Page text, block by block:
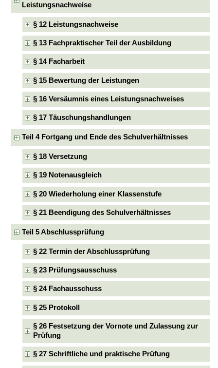
Leistungsnachweise
§ 12 Leistungsnachweise
§ 13 Fachpraktischer Teil der Ausbildung
§ 14 Facharbeit
§ 15 Bewertung der Leistungen
§ 16 Versäumnis eines Leistungsnachweises
§ 17 Täuschungshandlungen
Teil 4 Fortgang und Ende des Schulverhältnisses
§ 18 Versetzung
§ 19 Notenausgleich
§ 20 Wiederholung einer Klassenstufe
§ 21 Beendigung des Schulverhältnisses
Teil 5 Abschlussprüfung
§ 22 Termin der Abschlussprüfung
§ 23 Prüfungsausschuss
§ 24 Fachausschuss
§ 25 Protokoll
§ 26 Festsetzung der Vornote und Zulassung zur
Prüfung
§ 27 Schriftliche und praktische Prüfung